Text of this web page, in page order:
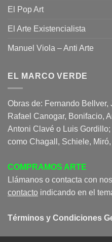
El Pop Art
El Arte Existencialista
Manuel Viola – Anti Arte
EL MARCO VERDE
Obras de: Fernando
Rafael Canogar, Bonifacio,
Antoni Clavé o Luis
como Chagall, Schiele,
COMPRAMOS ARTE
Llámanos o contacta con
contacto indicando en el
Términos y Condiciones